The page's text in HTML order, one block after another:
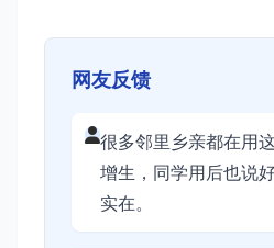
网友反馈
很多邻里乡亲都在用
增生，同学用后也说
实在。